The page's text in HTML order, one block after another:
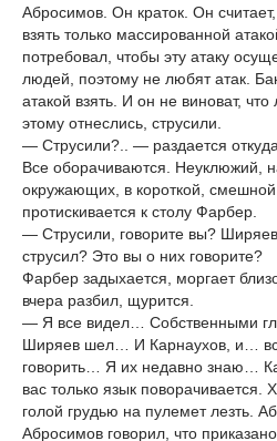
Абросимов. Он краток. Он
взять только массированной
потребовал, чтобы эту атаку
людей, поэтому не любят атак.
атакой взять. И он не виноват,
этому отнеслись, струсили.
— Струсили?.. — раздается
Все оборачиваются. Неуклюжий,
окружающих, в короткой,
протискивается к столу Фарбер.
— Струсили, говорите вы?
струсил? Это вы о них говорите?
Фарбер задыхается, моргает
вчера разбил, щурится.
— Я все видел… Собственными
Ширяев шел… И Карнаухов, и…
говорить… Я их недавно знаю…
вас только язык поворачивается.
голой грудью на пулемет лезть.
Абросимов говорил, что